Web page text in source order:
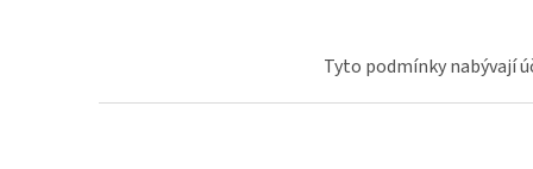
Tyto podmínky nabývají